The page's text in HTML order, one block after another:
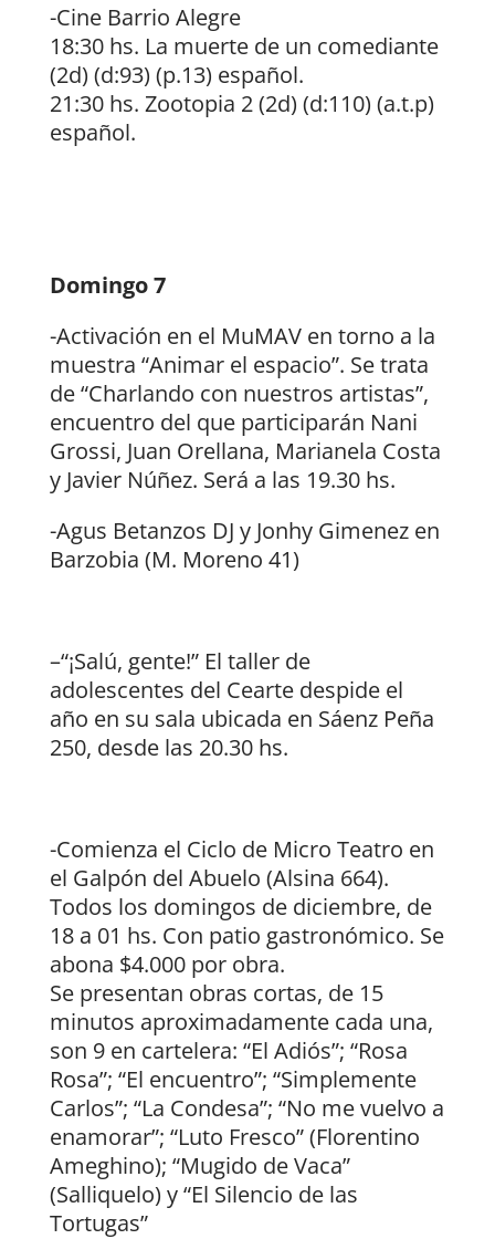
-Cine Barrio Alegre
18:30 hs. La muerte de un comediante
(2d) (d:93) (p.13) español.
21:30 hs. Zootopia 2 (2d) (d:110) (a.t.p)
español.
Domingo 7
-Activación en el MuMAV en torno a la
muestra “Animar el espacio”. Se trata
de “Charlando con nuestros artistas”,
encuentro del que participarán Nani
Grossi, Juan Orellana, Marianela Costa
y Javier Núñez. Será a las 19.30 hs.
-Agus Betanzos DJ y Jonhy Gimenez en
Barzobia (M. Moreno 41)
–“¡Salú, gente!” El taller de
adolescentes del Cearte despide el
año en su sala ubicada en Sáenz Peña
250, desde las 20.30 hs.
-Comienza el Ciclo de Micro Teatro en
el Galpón del Abuelo (Alsina 664).
Todos los domingos de diciembre, de
18 a 01 hs. Con patio gastronómico. Se
abona $4.000 por obra.
Se presentan obras cortas, de 15
minutos aproximadamente cada una,
son 9 en cartelera: “El Adiós”; “Rosa
Rosa”; “El encuentro”; “Simplemente
Carlos”; “La Condesa”; “No me vuelvo a
enamorar”; “Luto Fresco” (Florentino
Ameghino); “Mugido de Vaca”
(Salliquelo) y “El Silencio de las
Tortugas”